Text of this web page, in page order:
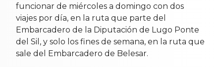
funcionar de miércoles a domingo con dos
viajes por día, en la ruta que parte del
Embarcadero de la Diputación de Lugo Ponte
del Sil, y solo los fines de semana, en la ruta que
sale del Embarcadero de Belesar.